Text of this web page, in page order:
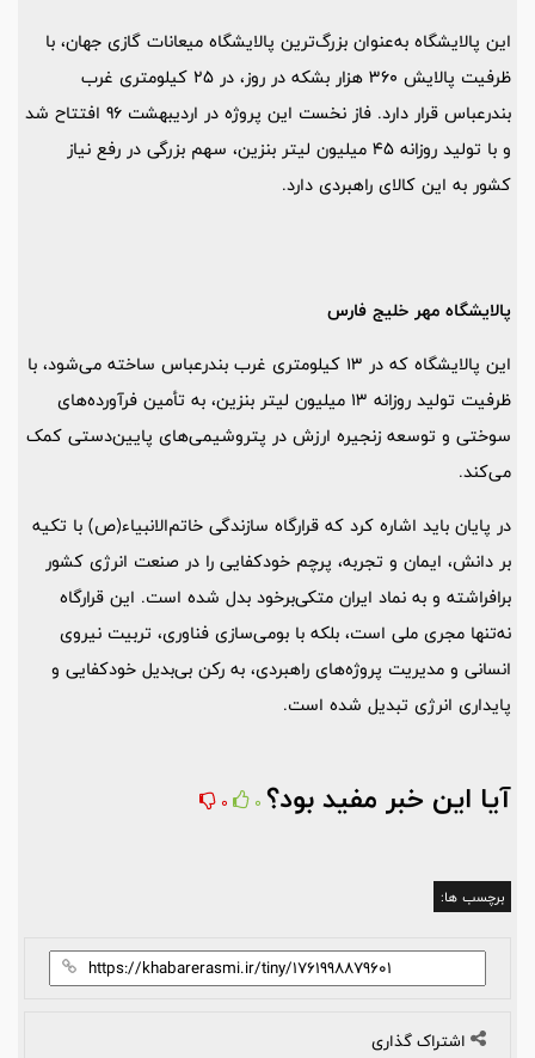
این پالایشگاه به‌عنوان بزرگ‌ترین پالایشگاه میعانات گازی جهان، با
ظرفیت پالایش 360 هزار بشکه در روز، در 25 کیلومتری غرب
بندرعباس قرار دارد. فاز نخست این پروژه در اردیبهشت 96 افتتاح شد
و با تولید روزانه 45 میلیون لیتر بنزین، سهم بزرگی در رفع نیاز
کشور به این کالای راهبردی دارد.
پالایشگاه مهر خلیج فارس
این پالایشگاه که در 13 کیلومتری غرب بندرعباس ساخته می‌شود، با
ظرفیت تولید روزانه 13 میلیون لیتر بنزین، به تأمین فرآورده‌های
سوختی و توسعه زنجیره ارزش در پتروشیمی‌های پایین‌دستی کمک
می‌کند.
در پایان باید اشاره کرد که قرارگاه سازندگی خاتم‌الانبیاء(ص) با تکیه
بر دانش، ایمان و تجربه، پرچم خودکفایی را در صنعت انرژی کشور
برافراشته و به نماد ایران متکی‌برخود بدل شده است. این قرارگاه
نه‌تنها مجری ملی است، بلکه با بومی‌سازی فناوری، تربیت نیروی
انسانی و مدیریت پروژه‌های راهبردی، به رکن بی‌بدیل خودکفایی و
پایداری انرژی تبدیل شده است.
آیا این خبر مفید بود؟ 0
0
برچسب ها:
اشتراک گذاری